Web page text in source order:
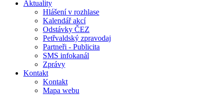
Aktuality
Hlášení v rozhlase
Kalendář akcí
Odstávky ČEZ
Petřvaldský zpravodaj
Partneři - Publicita
SMS infokanál
Zprávy
Kontakt
Kontakt
Mapa webu